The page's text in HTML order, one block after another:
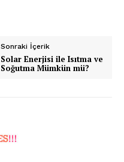
Sonraki İçerik
Solar Enerjisi ile Isıtma ve
Soğutma Mümkün mü?